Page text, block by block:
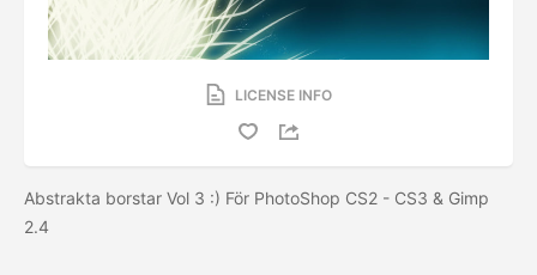
LICENSE INFO
Abstrakta borstar Vol 3 :) För PhotoShop CS2 - CS3 & Gimp
2.4